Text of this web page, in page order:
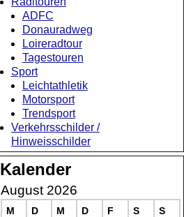
ADFC
Donauradweg
Loireradtour
Tagestouren
Sport
Leichtathletik
Motorsport
Trendsport
Verkehrsschilder /
Hinweisschilder
Kalender
August 2026
M D M D F S S